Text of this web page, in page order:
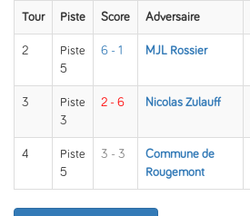
Tour Piste Score Adversaire
2
Piste
5
6 - 1 MJL Rossier
3
Piste
3
2 - 6 Nicolas Zulauff
4
Piste
5
3 - 3
Commune de
Rougemont